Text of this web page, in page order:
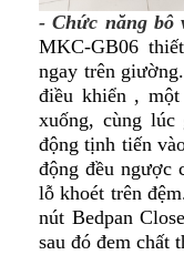
- Chức năng bô
MKC-GB06
ngay trên
điều khiển ,
xuống, cùng
động tịnh tiến
động đều ngược
lỗ khoét trên
nút Bedpan
sau đó đem chất